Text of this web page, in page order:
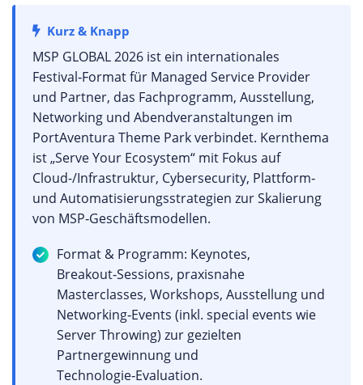
Kurz & Knapp
MSP GLOBAL 2026 ist ein internationales
Festival‑Format für Managed Service Provider
und Partner, das Fachprogramm, Ausstellung,
Networking und Abendveranstaltungen im
PortAventura Theme Park verbindet. Kernthema
ist „Serve Your Ecosystem“ mit Fokus auf
Cloud-/Infrastruktur, Cybersecurity, Plattform‑
und Automatisierungsstrategien zur Skalierung
von MSP‑Geschäftsmodellen.
Format & Programm: Keynotes,
Breakout‑Sessions, praxisnahe
Masterclasses, Workshops, Ausstellung und
Networking‑Events (inkl. special events wie
Server Throwing) zur gezielten
Partnergewinnung und
Technologie‑Evaluation.